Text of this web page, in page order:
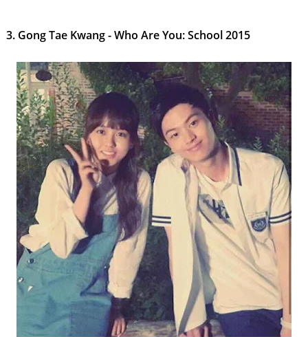
3. Gong Tae Kwang - Who Are You: School 2015